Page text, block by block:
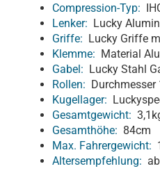
Compression-Typ:
Lenker: Lucky
Griffe: Lucky Griffe
Klemme: Material
Gabel: Lucky Stahl
Rollen:
Kugellager:
Gesamtgewicht:
Gesamthöhe: 84cm
Max. Fahrergewicht:
Altersempfehlung: